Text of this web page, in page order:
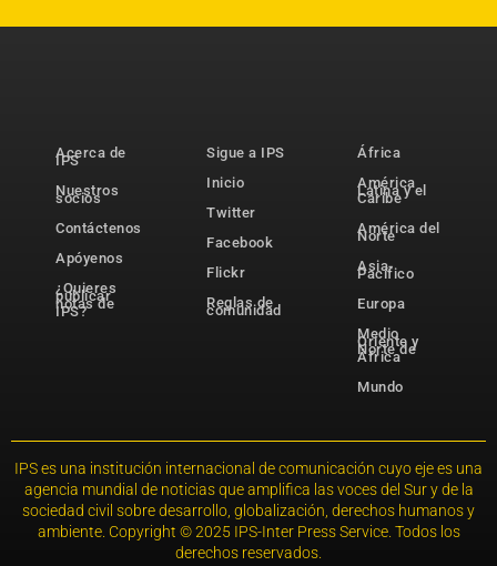
Acerca de
IPS
Nuestros
socios
Contáctenos
Apóyenos
¿Quieres
publicar
notas de
IPS?
Sigue a IPS
Inicio
Twitter
Facebook
Flickr
Reglas de
comunidad
África
América
Latina y el
Caribe
América del
Norte
Asia-
Pacífico
Europa
Medio
Oriente y
Norte de
África
Mundo
IPS es una institución internacional de comunicación cuyo eje es una
agencia mundial de noticias que amplifica las voces del Sur y de la
sociedad civil sobre desarrollo, globalización, derechos humanos y
ambiente. Copyright © 2025 IPS-Inter Press Service. Todos los
derechos reservados.